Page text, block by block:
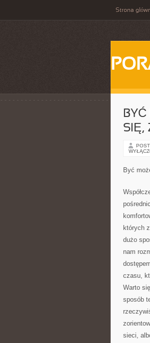
Strona
SIĘ,
Być
których
dużo
nam
czasu,
Warto
sposób
sieci,